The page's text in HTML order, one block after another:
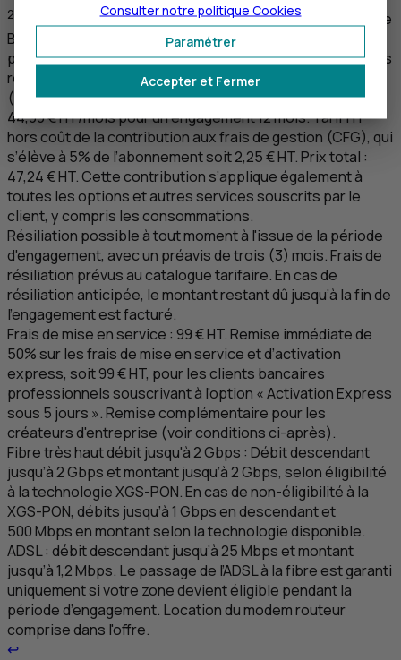
2
Produits et services commercialisés par Keyyo, filiale de
Bouygues Telecom. Offre réservée aux clients bancaires
professionnelsCICsitués en France métropolitaine, sous
réserve d’éligibilité aux technologies concernées
(Fibre/ADSL/5G).
44,99 €HT/mois pour un engagement 12 mois. TarifHT
hors coût de la contribution aux frais de gestion (CFG), qui
s’élève à 5% de l’abonnement soit 2,25 €HT. Prix total :
47,24 €HT. Cette contribution s’applique également à
toutes les options et autres services souscrits par le
client, y compris les consommations.
Résiliation possible à tout moment à l'issue de la période
d'engagement, avec un préavis de trois (3) mois. Frais de
résiliation prévus au catalogue tarifaire. En cas de
résiliation anticipée, le montant restant dû jusqu’à la fin de
l’engagement est facturé.
Frais de mise en service : 99 €HT. Remise immédiate de
50% sur les frais de mise en service et d’activation
express, soit 99 €HT, pour les clients bancaires
professionnels souscrivant à l'option « Activation Express
sous 5 jours ». Remise complémentaire pour les
créateurs d'entreprise (voir conditions ci-après).
Fibre très haut débit jusqu'à 2 Gbps : Débit descendant
jusqu’à 2 Gbps et montant jusqu’à 2 Gbps, selon éligibilité
à la technologieXGS-PON. En cas de non-éligibilité à la
XGS-PON, débits jusqu’à 1 Gbps en descendant et
500 Mbps en montant selon la technologie disponible.
ADSL: débit descendant jusqu’à 25 Mbps et montant
jusqu’à 1,2 Mbps. Le passage de l’ADSLà la fibre est garanti
uniquement si votre zone devient éligible pendant la
période d’engagement. Location du modem routeur
comprise dans l'offre.
↩Retour au renvoi 2
Accepter et Fermer
Paramétrer
Consulter notre politique Cookies